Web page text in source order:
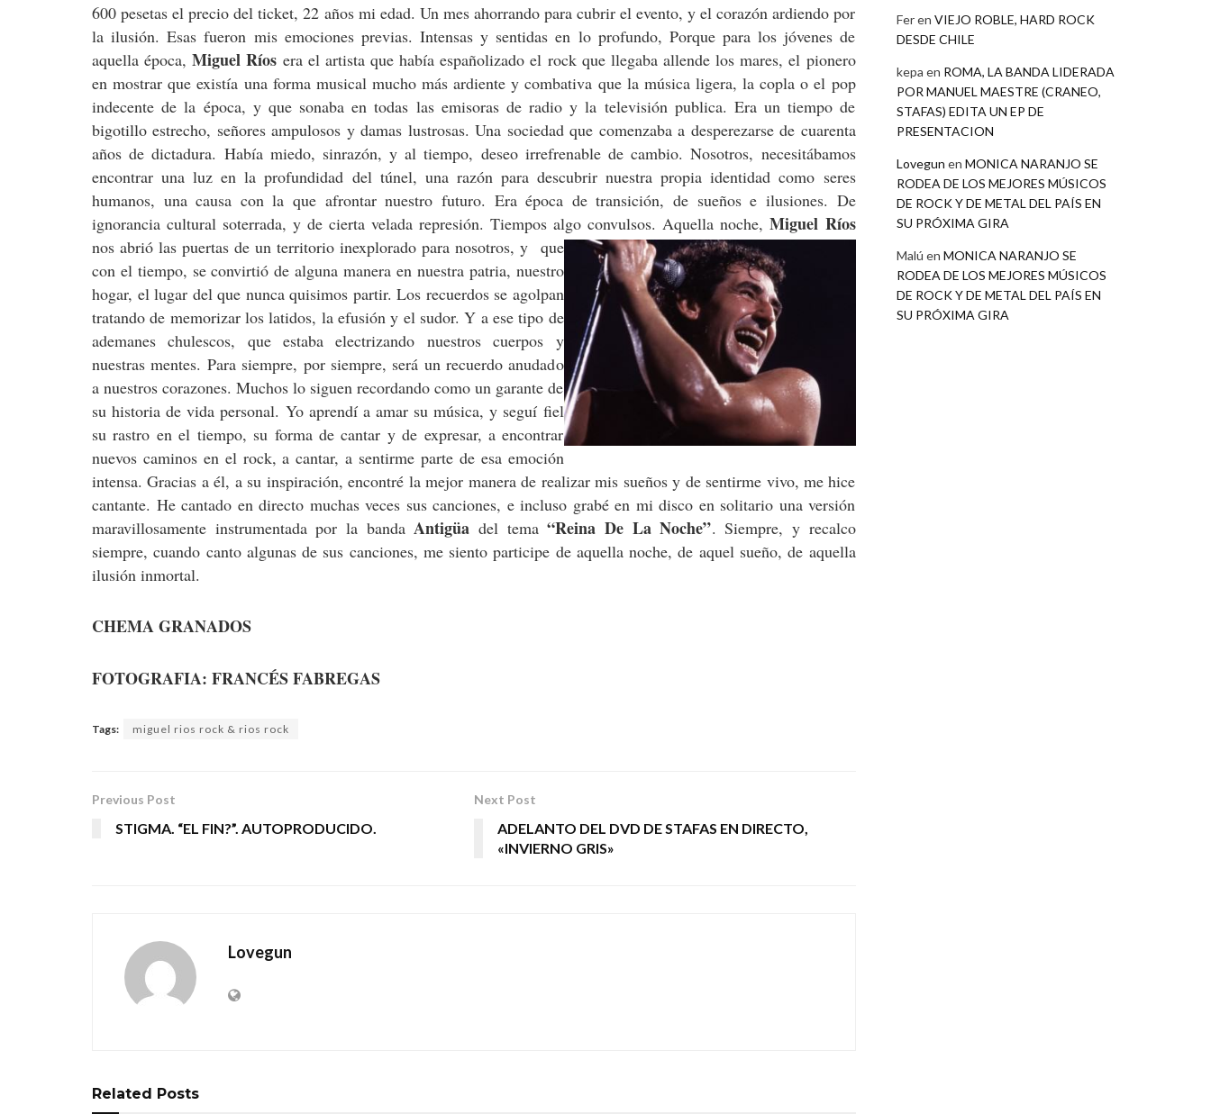
600 pesetas el precio del ticket, 22 años mi edad. Un mes ahorrando para cubrir el evento, y el corazón ardiendo por
la ilusión. Esas fueron mis emociones previas. Intensas y sentidas en lo profundo, Porque para los jóvenes de
aquella época,Miguel Ríos era el artista que había españolizado el rock que llegaba allende los mares, el pionero
en mostrar que existía una forma musical mucho más ardiente y combativa que la música ligera, la copla o el pop
indecente de la época, y que sonaba en todas las emisoras de radio y la televisión publica. Era un tiempo de
bigotillo estrecho, señores ampulosos y damas lustrosas. Una sociedad que comenzaba a desperezarse de cuarenta
años de dictadura. Había miedo, sinrazón, y al tiempo, deseo irrefrenable de cambio. Nosotros, necesitábamos
encontrar una luz en la profundidad del túnel, una razón para descubrir nuestra propia identidad como seres
humanos, una causa con la que afrontar nuestro futuro. Era época de transición, de sueños e ilusiones. De
ignorancia cultural soterrada, y de cierta velada represión. Tiempos algo convulsos. Aquella noche,Miguel Ríos
nos abrió las puertas de un territorio inexplorado para nosotros, y que
con el tiempo, se convirtió de alguna manera en nuestra patria, nuestro
hogar, el lugar del que nunca quisimos partir. Los recuerdos se agolpan
tratando de memorizar los latidos, la efusión y el sudor. Y a ese tipo de
ademanes chulescos, que estaba electrizando nuestros cuerpos y
nuestras mentes. Para siempre, por siempre, será un recuerdo anudado
a nuestros corazones. Muchos lo siguen recordando como un garante de
su historia de vida personal. Yo aprendí a amar su música, y seguí fiel
su rastro en el tiempo, su forma de cantar y de expresar, a encontrar
nuevos caminos en el rock, a cantar, a sentirme parte de esa emoción
intensa. Gracias a él, a su inspiración, encontré la mejor manera de realizar mis sueños y de sentirme vivo, me hice
cantante. He cantado en directo muchas veces sus canciones, e incluso grabé en mi disco en solitario una versión
maravillosamente instrumentada por la bandaAntigüadel tema“Reina De La Noche”. Siempre, y recalco
siempre, cuando canto algunas de sus canciones, me siento participe de aquella noche, de aquel sueño, de aquella
ilusión inmortal.
CHEMA GRANADOS
FOTOGRAFIA: FRANCÉS FABREGAS
Tags: miguel rios rock & rios rock
Previous Post
STIGMA. “EL FIN?”. AUTOPRODUCIDO.
Next Post
ADELANTO DEL DVD DE STAFAS EN DIRECTO,
«INVIERNO GRIS»
Lovegun
Related Posts
Feren VIEJO ROBLE, HARD ROCK
DESDE CHILE
kepa en ROMA, LA BANDA LIDERADA
POR MANUEL MAESTRE (CRANEO,
STAFAS) EDITA UN EP DE
PRESENTACION
Lovegun en MONICA NARANJO SE
RODEA DE LOS MEJORES MÚSICOS
DE ROCK Y DE METAL DEL PAÍS EN
SU PRÓXIMA GIRA
Malú en MONICA NARANJO SE
RODEA DE LOS MEJORES MÚSICOS
DE ROCK Y DE METAL DEL PAÍS EN
SU PRÓXIMA GIRA